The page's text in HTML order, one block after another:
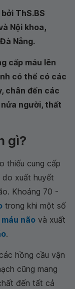
ThS.BS
Nội khoa,
Nẵng.
cấp máu lên
có thể có các
chân đến các
người, thất
gì?
thiếu cung cấp
xuất huyết
Khoảng 70 -
trong khi một số
não và xuất
.
hồng cầu vận
cũng mang
đến tất cả